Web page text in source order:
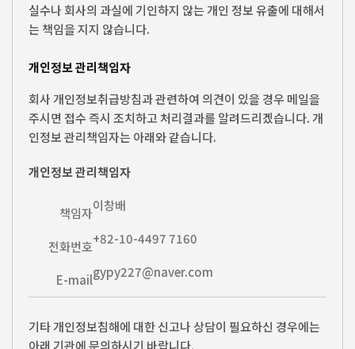
실수나 회사의 과실에 기인하지 않는 개인 정보 유출에 대해서
는 책임을 지지 않습니다.
개인정보 관리책임자
회사 개인정보취급방침과 관련하여 의견이 있을 경우 메일을
주시면 접수 즉시 조치하고 처리결과를 알려드리겠습니다. 개
인정보 관리책임자는 아래와 같습니다.
개인정보 관리책임자
책임자이창배
전화번호+82-10-4497 7160
E-mailgypy227@naver.com
기타 개인정보침해에 대한 신고나 상담이 필요하신 경우에는